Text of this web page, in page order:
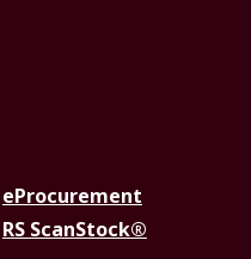
eProcurement
RS ScanStock®